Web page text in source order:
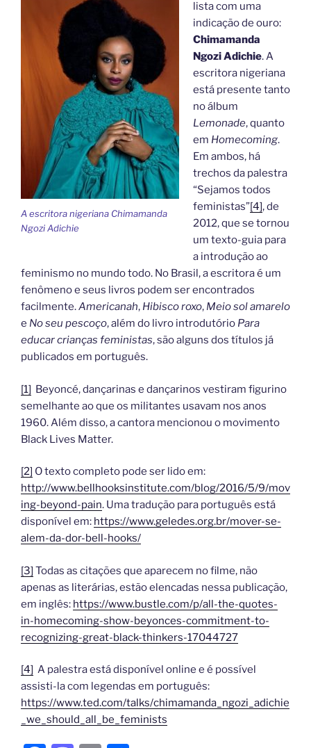
A escritora nigeriana Chimamanda
Ngozi Adichie
lista com uma
indicação de ouro:
Chimamanda
Ngozi Adichie. A
escritora nigeriana
está presente tanto
no álbum
Lemonade, quanto
em Homecoming.
Em ambos, há
trechos da palestra
“Sejamos todos
feministas”[4], de
2012, que se tornou
um texto-guia para
a introdução ao
feminismo no mundo todo. No Brasil, a escritora é um
fenômeno e seus livros podem ser encontrados
facilmente.Americanah, Hibisco roxo, Meio sol amarelo
e No seu pescoço, além do livro introdutório Para
educar crianças feministas, são alguns dos títulos já
publicados em português.
[1] Beyoncé, dançarinas e dançarinos vestiram figurino
semelhante ao que os militantes usavam nos anos
1960. Além disso, a cantora mencionou o movimento
Black Lives Matter.
[2] O texto completo pode ser lido em:
http://www.bellhooksinstitute.com/blog/2016/5/9/mov
ing-beyond-pain. Uma tradução para português está
disponível em: https://www.geledes.org.br/mover-se-
alem-da-dor-bell-hooks/
[3] Todas as citações que aparecem no filme, não
apenas as literárias, estão elencadas nessa publicação,
em inglês: https://www.bustle.com/p/all-the-quotes-
in-homecoming-show-beyonces-commitment-to-
recognizing-great-black-thinkers-17044727
[4] A palestra está disponível online e é possível
assisti-la com legendas em português:
https://www.ted.com/talks/chimamanda_ngozi_adichie
_we_should_all_be_feminists